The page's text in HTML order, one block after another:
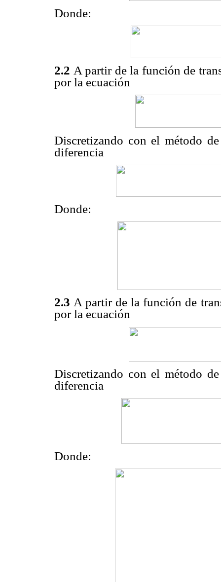
Donde:
2.2 A partir de la función de
por la ecuación
Discretizando con el método
diferencia
Donde:
2.3 A partir de la función de
por la ecuación
Discretizando con el método
diferencia
Donde: